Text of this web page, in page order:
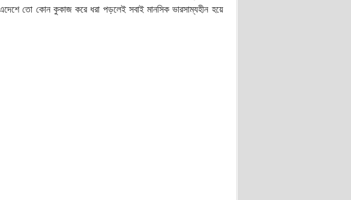
এদেশে তো কোন কুকাজ করে ধরা পড়লেই সবাই মানসিক ভারসাম্যহীন হয়ে